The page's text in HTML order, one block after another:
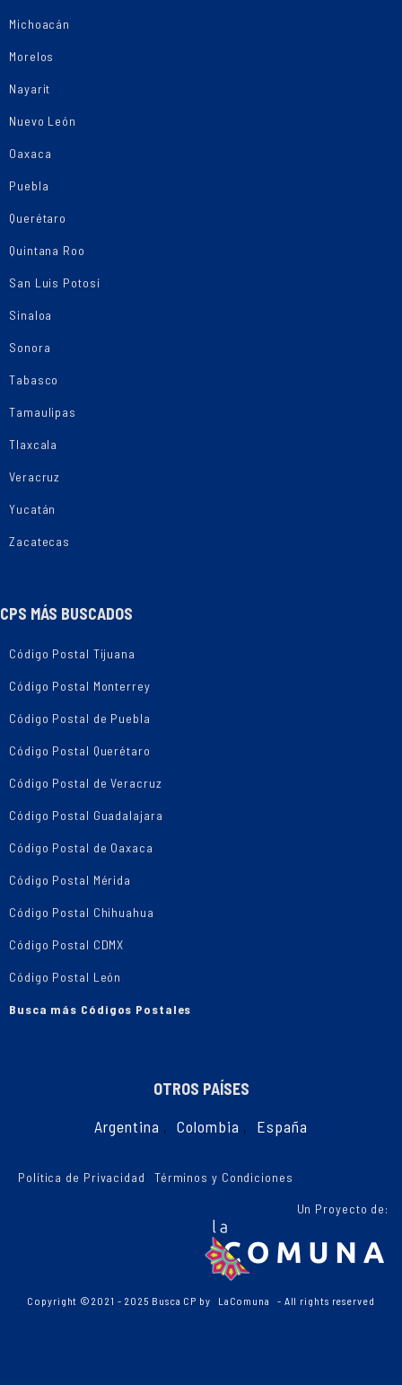
Michoacán
Morelos
Nayarit
Nuevo León
Oaxaca
Puebla
Querétaro
Quintana Roo
San Luis Potosí
Sinaloa
Sonora
Tabasco
Tamaulipas
Tlaxcala
Veracruz
Yucatán
Zacatecas
CPS MÁS BUSCADOS
Código Postal Tijuana
Código Postal Monterrey
Código Postal de Puebla
Código Postal Querétaro
Código Postal de Veracruz
Código Postal Guadalajara
Código Postal de Oaxaca
Código Postal Mérida
Código Postal Chihuahua
Código Postal CDMX
Código Postal León
Busca más Códigos Postales
OTROS PAÍSES
Argentina , Colombia , España
Política de Privacidad Términos y Condiciones
Un Proyecto de:
Copyright ©2021 - 2025 Busca CP by LaComuna - All rights reserved